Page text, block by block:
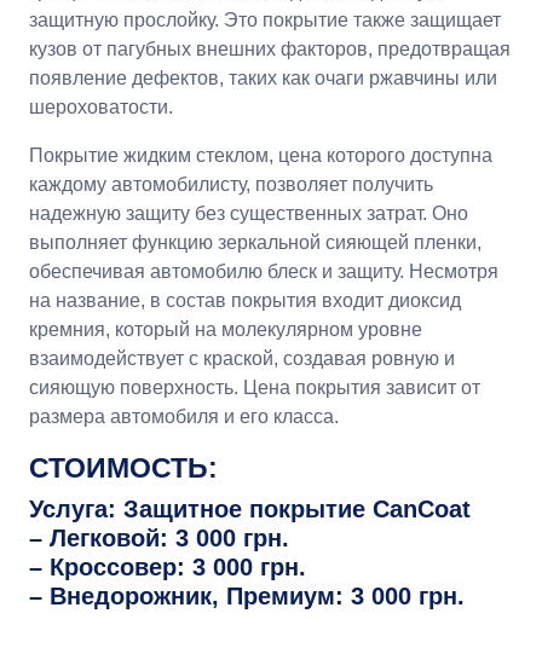
защитную прослойку. Это покрытие также защищает
кузов от пагубных внешних факторов, предотвращая
появление дефектов, таких как очаги ржавчины или
шероховатости.
Покрытие жидким стеклом, цена которого доступна
каждому автомобилисту, позволяет получить
надежную защиту без существенных затрат. Оно
выполняет функцию зеркальной сияющей пленки,
обеспечивая автомобилю блеск и защиту. Несмотря
на название, в состав покрытия входит диоксид
кремния, который на молекулярном уровне
взаимодействует с краской, создавая ровную и
сияющую поверхность. Цена покрытия зависит от
размера автомобиля и его класса.
СТОИМОСТЬ:
Услуга: Защитное покрытие CanCoat
– Легковой: 3 000 грн.
– Кроссовер: 3 000 грн.
– Внедорожник, Премиум: 3 000 грн.